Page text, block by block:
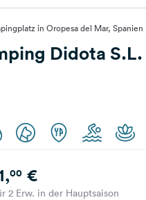
in Oropesa del Mar, Spanien
Didota S.L.
00€
2 Erw. in der Hauptsaison